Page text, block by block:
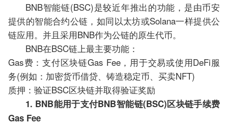
BNB智能链(BSC)是较近年推出的功能，是由币安
提供的智能合约公链，如同以太坊或Solana一样提供公
链应用。并且采用BNB作为公链的原生代币。
BNB在BSC链上最主要功能：
Gas费：支付区块链Gas Fee，用于交易或使用DeFi服
务(例如：加密货币借贷、铸造稳定币、买卖NFT)
质押：验证BSC区块链并取得验证奖励
1. BNB能用于支付BNB智能链(BSC)区块链手续费
Gas Fee